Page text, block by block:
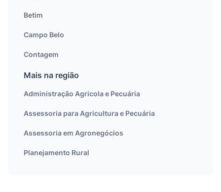
Betim
Campo Belo
Contagem
Mais na região
Administração Agricola e Pecuária
Assessoria para Agricultura e Pecuária
Assessoria em Agronegócios
Planejamento Rural